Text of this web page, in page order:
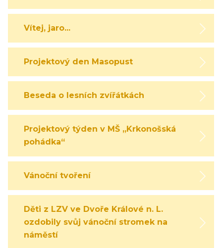
Vítej, jaro...
Projektový den Masopust
Beseda o lesních zvířátkách
Projektový týden v MŠ „Krkonošská
pohádka“
Vánoční tvoření
Děti z LZV ve Dvoře Králové n. L.
ozdobily svůj vánoční stromek na
náměstí